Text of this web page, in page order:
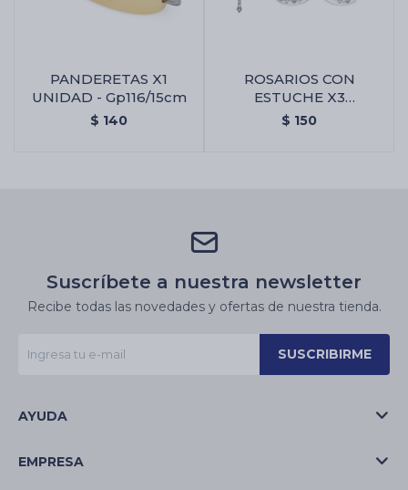
PANDERETAS X1
UNIDAD - Gp116/15cm
$ 140
ROSARIOS CON
ESTUCHE X3
UNIDADES -
$ 150
Suscríbete a nuestra newsletter
Recibe todas las novedades y ofertas de nuestra tienda.
SUSCRIBIRME
AYUDA
EMPRESA